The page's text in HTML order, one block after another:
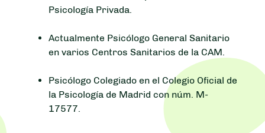
Psicología Privada.
Actualmente Psicólogo General Sanitario
en varios Centros Sanitarios de la CAM.
Psicólogo Colegiado en el Colegio Oficial de
la Psicología de Madrid con núm. M-
17577.